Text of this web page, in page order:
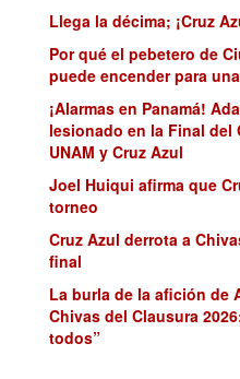
Llega la décima; ¡Cruz
Por qué el pebetero de
puede encender para
¡Alarmas en Panamá!
lesionado en la Final del
UNAM y Cruz Azul
Joel Huiqui afirma que
torneo
Cruz Azul derrota a
final
La burla de la afición de
Chivas del Clausura
todos”